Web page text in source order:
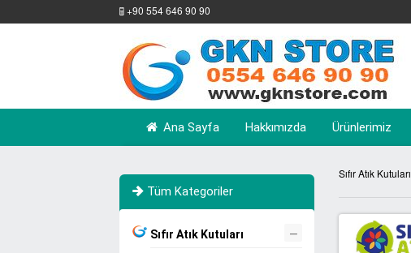
+90 554 646 90 90
Ana Sayfa Hakkımızda Ürünlerimiz
Sıfır Atık Kutuları
Tüm Kategoriler
Sıfır Atık Kutuları –